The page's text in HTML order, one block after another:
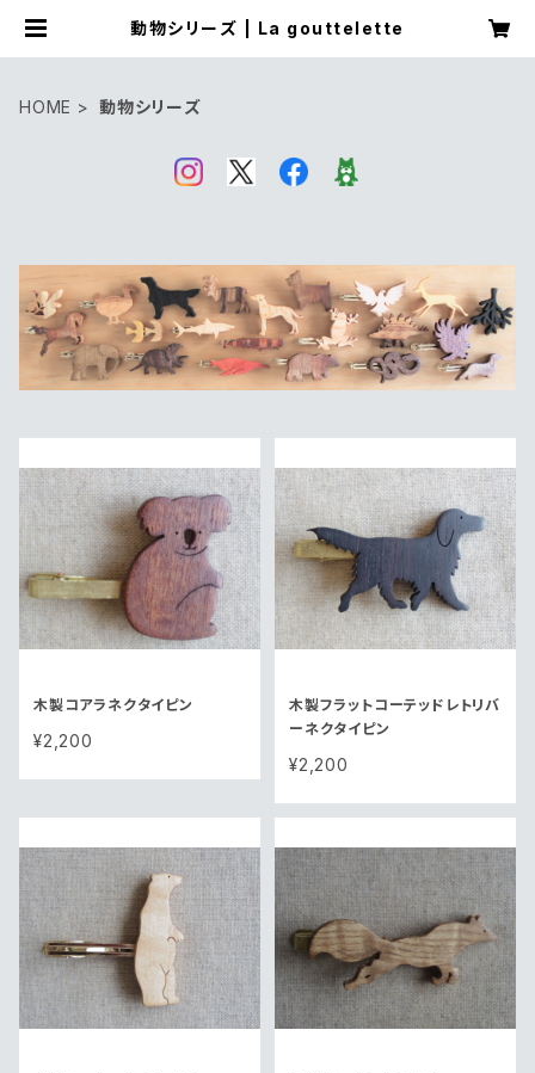
動物シリーズ | La gouttelette
HOME 動物シリーズ
木製コアラネクタイピン
¥2,200
木製フラットコーテッドレトリバ
ーネクタイピン
¥2,200